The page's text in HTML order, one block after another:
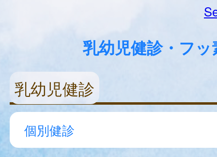
乳幼児健診・フッ
乳幼児健診
個別健診